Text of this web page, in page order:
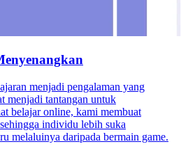
menjadi pengalaman yang
menjadi tantangan untuk
belajar online, kami membuat
individu lebih suka
melaluinya daripada bermain game.